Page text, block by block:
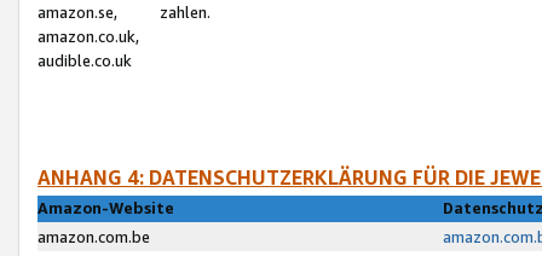
amazon.se,
amazon.co.uk,
audible.co.uk
zahlen.
ANHANG 4: DATENSCHUTZERKLÄRUNG FÜR DIE
Amazon-Website
amazon.com.be